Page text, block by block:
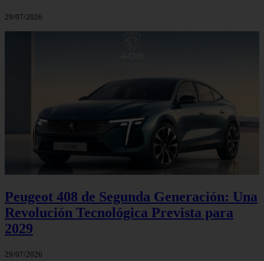
29/07/2026
Peugeot 408 de Segunda Generación: Una
Revolución Tecnológica Prevista para
2029
29/07/2026